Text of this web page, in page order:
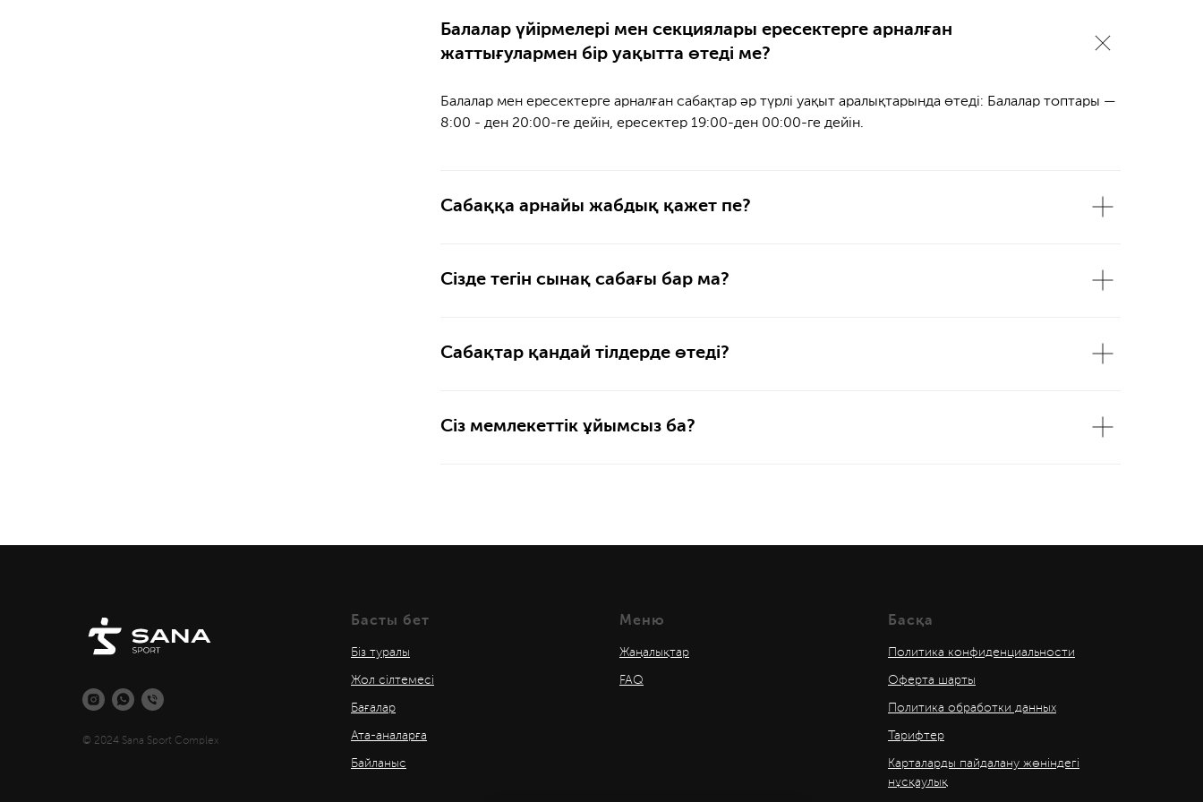
Балалар үйірмелері мен секциялары ересектерге арналған
жаттығулармен бір уақытта өтеді ме?
Балалар мен ересектерге арналған сабақтар әр түрлі уақыт аралықтарында өтеді: Балалар топтары —
8:00 - ден 20:00-ге дейін, ересектер 19:00-ден 00:00-ге дейін.
Сабаққа арнайы жабдық қажет пе?
Сізде тегін сынақ сабағы бар ма?
Сабақтар қандай тілдерде өтеді?
Сіз мемлекеттік ұйымсыз ба?
© 2024 Sana Sport Complex
Басты бет
Біз туралы
Жол сілтемесі
Бағалар
Ата-аналарға
Байланыс
Меню
Жаңалықтар
FAQ
Басқа
Политика конфиденциальности
Оферта шарты
Политика обработки данных
Тарифтер
Карталарды пайдалану жөніндегі
нұсқаулық